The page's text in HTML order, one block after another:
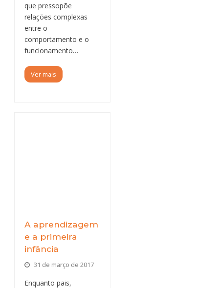
que pressopõe
relações complexas
entre o
comportamento e o
funcionamento…
Ver mais
A aprendizagem
e a primeira
infância
31 de março de 2017
Enquanto pais,